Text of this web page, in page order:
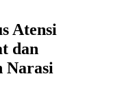
Atensi
dan
Narasi